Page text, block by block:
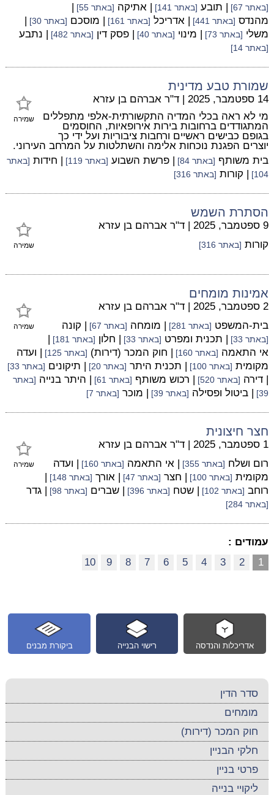
[באתר 67] | תובע [באתר 141] | אתיקה [באתר 55]
|
מהנדס [באתר 441] | אדריכל [באתר 161] | מוסכם [באתר 30]
|
משלי [באתר 73] | מינוי [באתר 40] | פסק דין [באתר 482] | נתבע
[באתר 14]
שמורת טבע מדינית
שמירה
14 ספטמבר, 2025 | ד"ר אברהם בן עזרא
מי לא ראה בכלי המדיה התקשורתית-אלפי מתפללים
המתגודדים ברחובות בירות אירופאיות, החוסמים
בגופם כבישים ראשיים ורחבות ציבוריות ועל ידי כך
יוצרים הפגנת נוכחות אלימה והשתלטות על המרחב העירוני.
בית משותף [באתר 84] | פרשת השבוע [באתר 119] | חידות [באתר
104]
| קורות [באתר 316]
הסתרת השמש
שמירה
9 ספטמבר, 2025 | ד"ר אברהם בן עזרא
קורות [באתר 316]
אמינות מומחים
שמירה
2 ספטמבר, 2025 | ד"ר אברהם בן עזרא
בית-המשפט [באתר 281] | מומחה [באתר 67] | קונה
[באתר 33] | תכנית ומפרט [באתר 33] | חלון [באתר 181]
|
אי התאמה [באתר 160] | חוק המכר (דירות) [באתר 125]
| ועדה
מקומית [באתר 100] | תכנית היתר [באתר 20] | תיקונים [באתר 33]
| דירה [באתר 520] | רכוש משותף [באתר 61] | היתר בנייה [באתר
39]
| ביטול ופסילה [באתר 39] | מוכר [באתר 7]
חצר חיצונית
שמירה
1 ספטמבר, 2025 | ד"ר אברהם בן עזרא
רום ושלח [באתר 355] | אי התאמה [באתר 160]
| ועדה
מקומית [באתר 100] | חצר [באתר 47] | אורך [באתר 148]
|
רוחב [באתר 102] | שטח [באתר 396] | שברים [באתר 98] | גדר
[באתר 284]
עמודים :
1
2
3
4
5
6
7
8
9
10
ביקורת מבנים רישוי הבנייה אדריכלות והנדסה
סדר הדין
מומחים
חוק המכר (דירות)
חלקי הבניין
פרטי בניין
ליקויי בנייה